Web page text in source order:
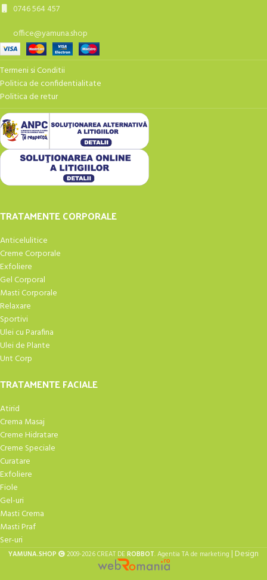
0746 564 457
office@yamuna.shop
Termeni si Conditii
Politica de confidentialitate
Politica de retur
TRATAMENTE CORPORALE
Anticelulitice
Creme Corporale
Exfoliere
Gel Corporal
Masti Corporale
Relaxare
Sportivi
Ulei cu Parafina
Ulei de Plante
Unt Corp
TRATAMENTE FACIALE
Atirid
Crema Masaj
Creme Hidratare
Creme Speciale
Curatare
Exfoliere
Fiole
Gel-uri
Masti Crema
Masti Praf
Ser-uri
YAMUNA.SHOP 2009-2026 CREAT DEROBBOT. Agentia TA de marketing | Design